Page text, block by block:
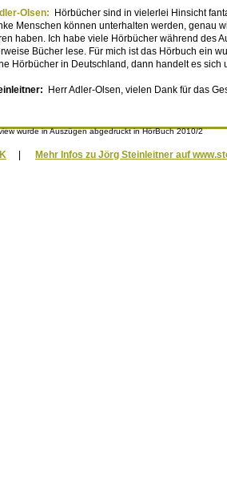
Olsen:
Hörbücher sind in vielerlei Hinsicht
Menschen können unterhalten werden, genau
haben. Ich habe viele Hörbücher während des
Bücher lese. Für mich ist das Hörbuch ein
Hörbücher in Deutschland, dann handelt es sich
Herr Adler-Olsen, vielen Dank für das
wurde in Auszügen abgedruckt in HörBuch 2010/2
Mehr Infos zu Jörg Steinleitner auf